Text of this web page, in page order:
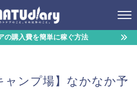
の購入費を簡単に稼ぐ方法
ャンプ場】なかなか予